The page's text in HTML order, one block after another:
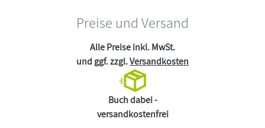
Preise und Versand
Alle Preise inkl. MwSt.
und ggf. zzgl.Versandkosten
Buch dabei -
versandkostenfrei